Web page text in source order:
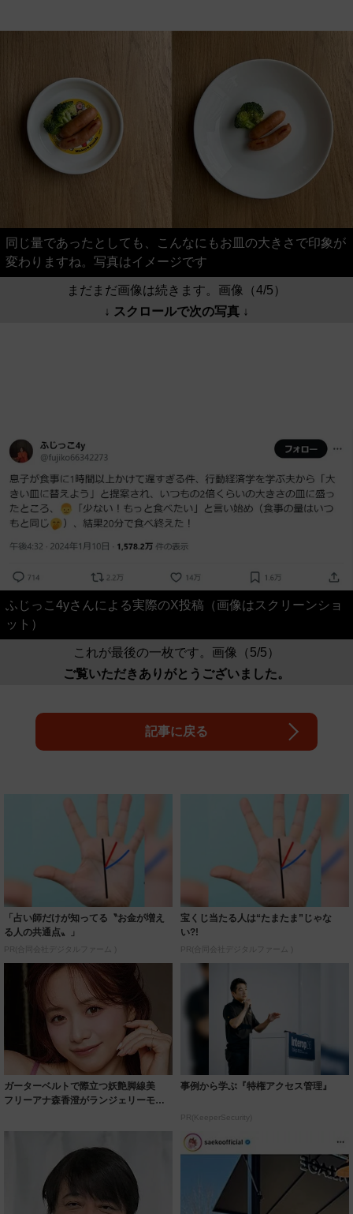
同じ量であったとしても、こんなにもお皿の大きさで印象が
変わりますね。写真はイメージです
まだまだ画像は続きます。画像（4/5）
↓ スクロールで次の写真 ↓
ふじっこ4yさんによる実際のX投稿（画像はスクリーンショ
ット）
これが最後の一枚です。画像（5/5）
ご覧いただきありがとうございました。
記事に戻る
「占い師だけが知ってる〝お金が増え
る人の共通点〟」
PR(合同会社デジタルファーム )
宝くじ当たる人は“たまたま”じゃな
い?!
PR(合同会社デジタルファーム )
ガーターベルトで際立つ妖艶脚線美
フリーアナ森香澄がランジェリーモデ
事例から学ぶ『特権アクセス管理』
PR(KeeperSecurity)